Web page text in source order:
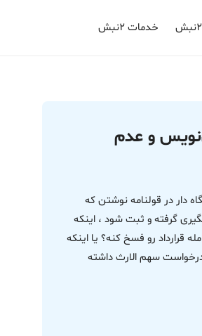
خدمات ۲نبش
و عدم
دار در قولنامه نوشتن که
گرفته و ثبت شود ، اینکه
رو فسخ کنه؟ یا اینکه
سهم الارث داشته